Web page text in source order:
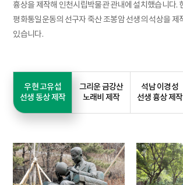
흉상을 제작해 인천시립박물관 관내에 설치했습니다.
평화통일운동의 선구자 죽산 조봉암 선생의 석상을 제
있습니다.
우현 고유섭
선생 동상 제작
그리운 금강산
노래비 제작
석남 이경성
선생 흉상 제작